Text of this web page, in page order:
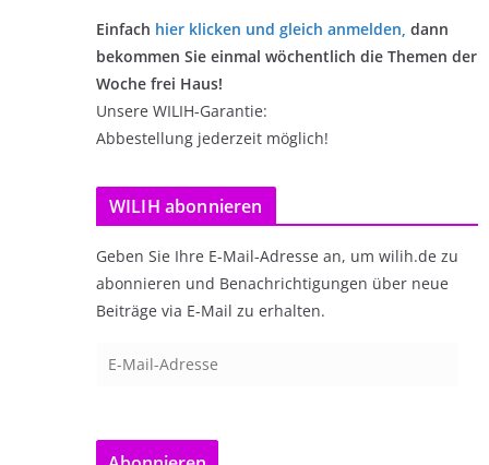
Einfach hier klicken und gleich anmelden, dann
bekommen Sie einmal wöchentlich die Themen der
Woche frei Haus!
Unsere WILIH-Garantie:
Abbestellung jederzeit möglich!
WILIH abonnieren
Geben Sie Ihre E-Mail-Adresse an, um wilih.de zu
abonnieren und Benachrichtigungen über neue
Beiträge via E-Mail zu erhalten.
a